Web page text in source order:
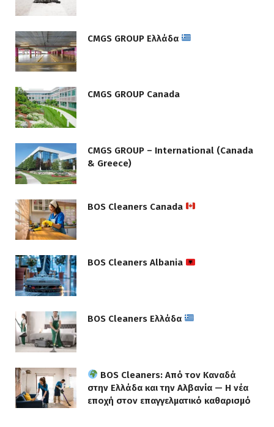
CMGS GROUP Ελλάδα
CMGS GROUP Canada
CMGS GROUP – International (Canada
& Greece)
BOS Cleaners Canada
BOS Cleaners Albania
BOS Cleaners Ελλάδα
BOS Cleaners: Από τον Καναδά
στην Ελλάδα και την Αλβανία — Η νέα
εποχή στον επαγγελματικό καθαρισμό